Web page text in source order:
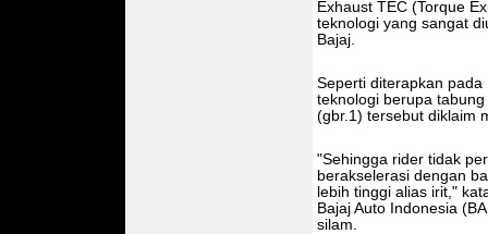
Exhaust TEC (Torque
teknologi yang sangat
Bajaj.
Seperti diterapkan pada
teknologi berupa
(gbr.1) tersebut diklaim
"Sehingga rider tidak
berakselerasi dengan
lebih tinggi alias irit,"
Bajaj Auto Indonesia
silam.